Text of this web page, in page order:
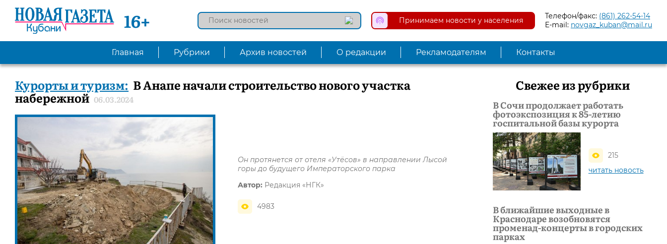
16+ Принимаем новости у населения Телефон/факс: (861) 262-54-14
E-mail: novgaz_kuban@mail.ru
Главная Рубрики Архив новостей О редакции Рекламодателям Контакты
Курорты и туризм: В Анапе начали строительство нового участка
набережной 06.03.2024
Он протянется от отеля «Утёсов» в направлении Лысой
горы до будущего Императорского парка
Автор: Редакция «НГК»
4983
Свежее из рубрики
В Сочи продолжает работать
фотоэкспозиция к 85-летию
госпитальной базы курорта
215
читать новость
В ближайшие выходные в
Краснодаре возобновятся
променад-концерты в городских
парках